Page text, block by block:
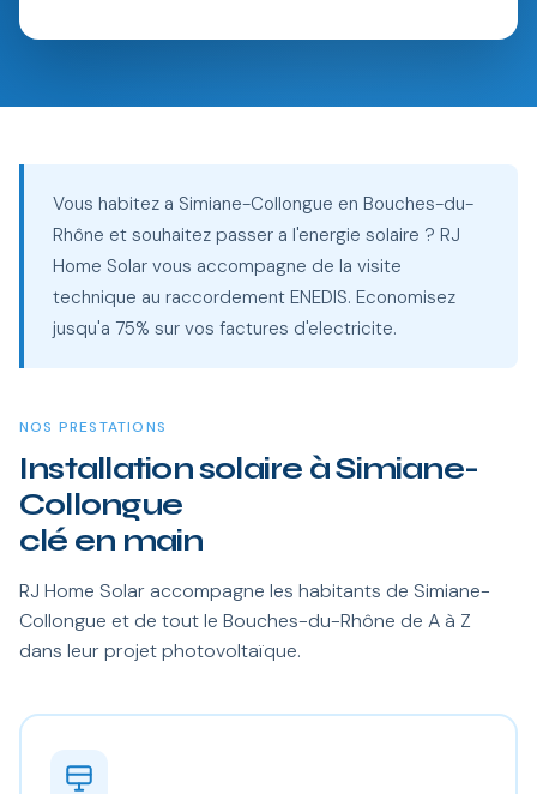
Vous habitez a Simiane-Collongue en Bouches-du-
Rhône et souhaitez passer a l'energie solaire ? RJ
Home Solar vous accompagne de la visite
technique au raccordement ENEDIS. Economisez
jusqu'a 75% sur vos factures d'electricite.
NOS PRESTATIONS
Installation solaire à Simiane-
Collongue
clé en main
RJ Home Solar accompagne les habitants de Simiane-
Collongue et de tout le Bouches-du-Rhône de A à Z
dans leur projet photovoltaïque.